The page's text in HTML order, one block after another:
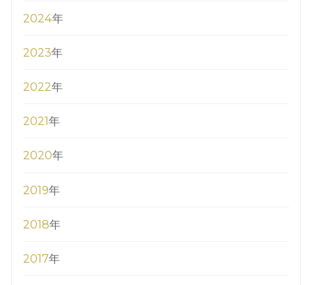
2024年
2023年
2022年
2021年
2020年
2019年
2018年
2017年